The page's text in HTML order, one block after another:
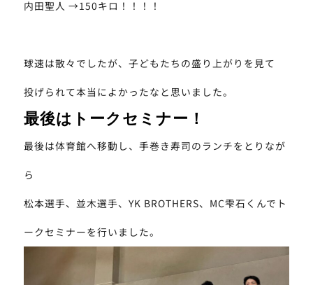
内田聖人 →150キロ！！！！
球速は散々でしたが、子どもたちの盛り上がりを見て
投げられて本当によかったなと思いました。
最後はトークセミナー！
最後は体育館へ移動し、手巻き寿司のランチをとりなが
ら
松本選手、並木選手、YK BROTHERS、MC雫石くんでト
ークセミナーを行いました。